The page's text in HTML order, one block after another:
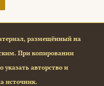
размещённый на
При копировании
авторство и
источник.